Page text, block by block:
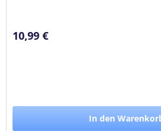
10,99 €
In den